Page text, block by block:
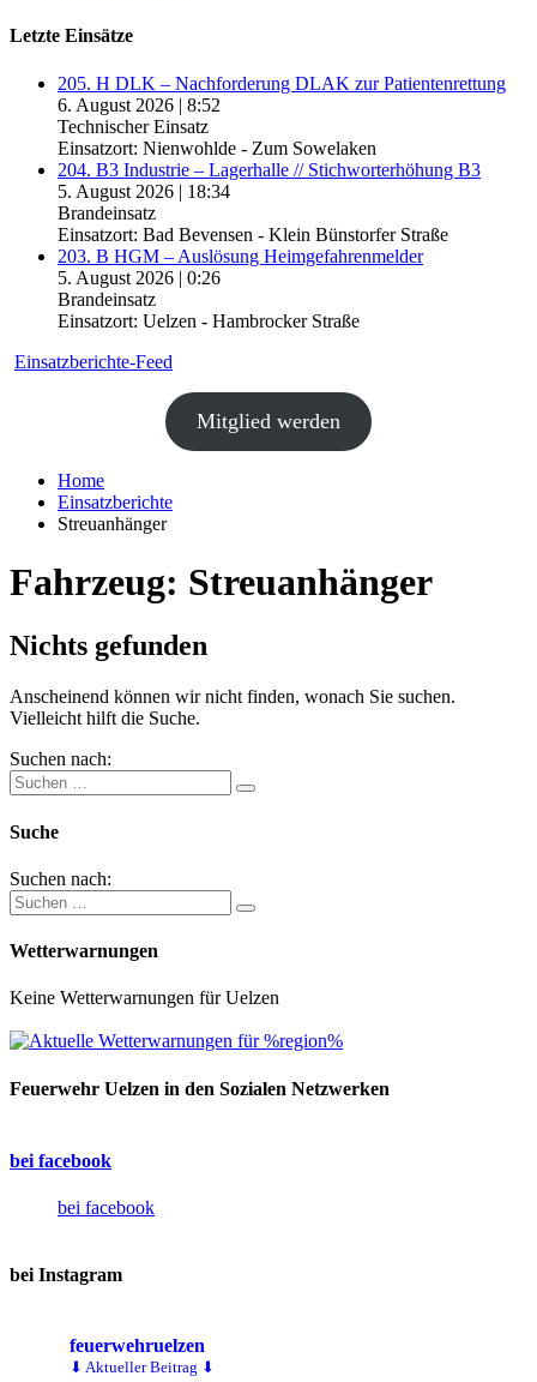
Letzte Einsätze
205. H DLK – Nachforderung DLAK zur Patientenrettung
6. August 2026 | 8:52
Technischer Einsatz
Einsatzort: Nienwohlde - Zum Sowelaken
204. B3 Industrie – Lagerhalle // Stichworterhöhung B3
5. August 2026 | 18:34
Brandeinsatz
Einsatzort: Bad Bevensen - Klein Bünstorfer Straße
203. B HGM – Auslösung Heimgefahrenmelder
5. August 2026 | 0:26
Brandeinsatz
Einsatzort: Uelzen - Hambrocker Straße
Einsatzberichte-Feed
Mitglied werden
Home
Einsatzberichte
Streuanhänger
Fahrzeug: Streuanhänger
Nichts gefunden
Anscheinend können wir nicht finden, wonach Sie suchen.
Vielleicht hilft die Suche.
Suchen nach:
Suche
Suchen nach:
Wetterwarnungen
Keine Wetterwarnungen für Uelzen
Feuerwehr Uelzen in den Sozialen Netzwerken
bei facebook
bei facebook
bei Instagram
feuerwehruelzen
⬇ Aktueller Beitrag ⬇